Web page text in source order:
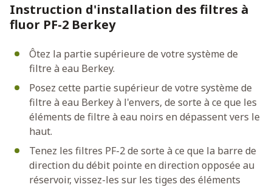
Instruction d'installation des filtres à
fluor PF-2 Berkey
Ôtez la partie supérieure de votre système de
filtre à eau Berkey.
Posez cette partie supérieur de votre système de
filtre à eau Berkey à l'envers, de sorte à ce que les
éléments de filtre à eau noirs en dépassent vers le
haut.
Tenez les filtres PF-2 de sorte à ce que la barre de
direction du débit pointe en direction opposée au
réservoir, vissez-les sur les tiges des éléments